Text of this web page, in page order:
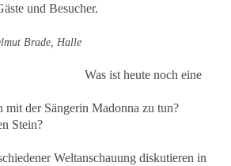
und Besucher.
Brade, Halle
Was ist heute noch eine
mit der Sängerin Madonna zu tun?
Stein?
Weltanschauung diskutieren in